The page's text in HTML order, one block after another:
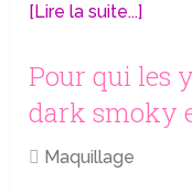
[Lire la suite...]
Pour qui les
dark smoky
Maquillage